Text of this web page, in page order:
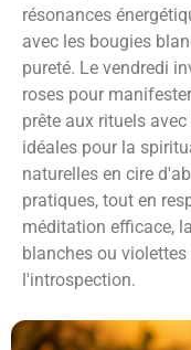
résonances
avec les bougies
pureté. Le vendredi
roses pour
prête aux rituels
idéales pour la
naturelles en cire
pratiques, tout en
méditation efficace,
blanches ou
l'introspection.